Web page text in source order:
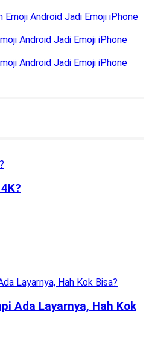
Emoji Android Jadi Emoji iPhone
Android Jadi Emoji iPhone
Android Jadi Emoji iPhone
Ada Layarnya, Hah Kok